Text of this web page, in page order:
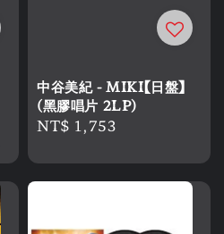
中谷美紀 - MIKI【日盤】
(黑膠唱片 2LP)
Regular
NT$ 1,753